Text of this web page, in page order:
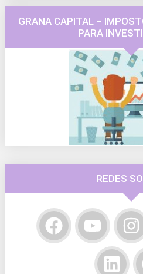
GRANA CAPITAL –
PARA
REDES